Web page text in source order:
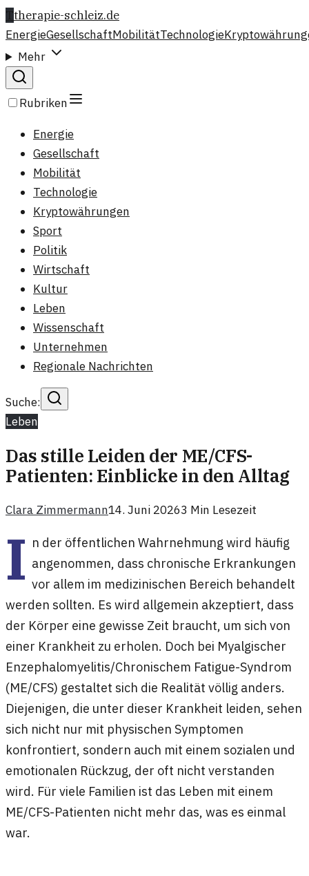
Ttherapie-schleiz.de
EnergieGesellschaftMobilitätTechnologie
Mehr
Rubriken
Energie
Gesellschaft
Mobilität
Technologie
Kryptowährungen
Sport
Politik
Wirtschaft
Kultur
Leben
Wissenschaft
Unternehmen
Regionale Nachrichten
Suche:
Leben
Das stille Leiden der ME/CFS-
Patienten: Einblicke in den Alltag
Clara Zimmermann14. Juni 20263 Min Lesezeit
I n der öffentlichen Wahrnehmung wird häufig
angenommen, dass chronische Erkrankungen
vor allem im medizinischen Bereich behandelt
werden sollten. Es wird allgemein akzeptiert, dass
der Körper eine gewisse Zeit braucht, um sich von
einer Krankheit zu erholen. Doch bei Myalgischer
Enzephalomyelitis/Chronischem Fatigue-Syndrom
(ME/CFS) gestaltet sich die Realität völlig anders.
Diejenigen, die unter dieser Krankheit leiden, sehen
sich nicht nur mit physischen Symptomen
konfrontiert, sondern auch mit einem sozialen und
emotionalen Rückzug, der oft nicht verstanden
wird. Für viele Familien ist das Leben mit einem
ME/CFS-Patienten nicht mehr das, was es einmal
war.